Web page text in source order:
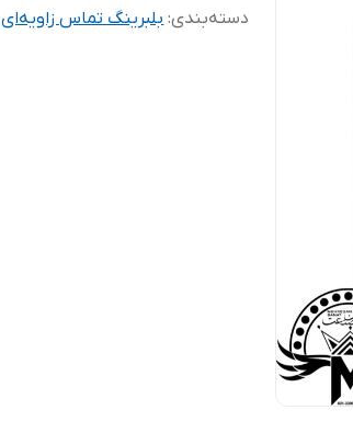
دسته‌بندی:بلبرینگ تماس زاویه‌ای